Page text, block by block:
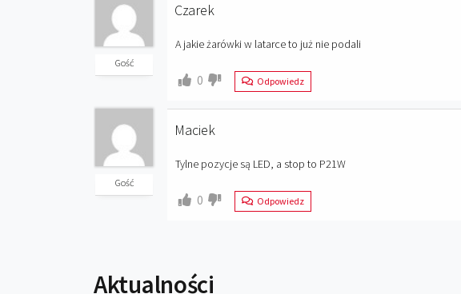
Gość
Czarek
A jakie żarówki w latarce to już nie podali
0 Odpowiedz
Gość
Maciek
Tylne pozycje są LED, a stop to P21W
0 Odpowiedz
Aktualności